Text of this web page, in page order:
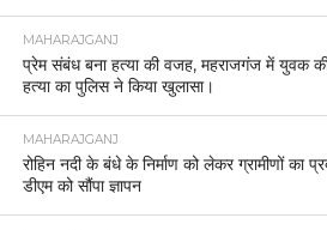
MAHARAJGANJ
प्रेम संबंध बना हत्या की वजह, महराजगंज में युवक
हत्या का पुलिस ने किया खुलासा।
MAHARAJGANJ
रोहिन नदी के बंधे के निर्माण को लेकर ग्रामीणों का
डीएम को सौंपा ज्ञापन